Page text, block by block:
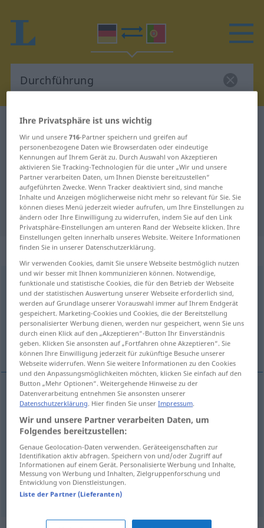
Deutsch-Portugiesisch Wörterbuch
Deutsch-Portugiesisch
Übersetzung für "Durchführung"
"Durchführung" Portugiesisch
Übersetzung
„Durchführung“: Femininum
Durchführung f
Übersicht aller Übersetzungen
(Für mehr Details die Übersetzung anklicken/antippen)
execução, efectivação, realização, travessia
execuçãof Durchführung
realizaçãof Durchführung
efe(c)tivaçãof Durchführung
travessiaf Durchführung
Ihre Privatsphäre ist uns wichtig
Wir und unsere716-Partner speichern und greifen auf
personenbezogene Daten wie Browserdaten oder eindeutige
Kennungen auf Ihrem Gerät zu. Durch Auswahl von Akzeptieren
aktivieren Sie Tracking-Technologien für die unter „Wir und unsere
Partner verarbeiten Daten, um Ihnen Dienste bereitzustellen“
aufgeführten Zwecke. Wenn Tracker deaktiviert sind, sind manche
Inhalte und Anzeigen möglicherweise nicht mehr so relevant für Sie. Sie
können dieses Menü jederzeit wieder aufrufen, um Ihre Einstellungen zu
ändern oder Ihre Einwilligung zu widerrufen, indem Sie auf den Link
Privatsphäre-Einstellungen am unteren Rand der Webseite klicken. Ihre
Einstellungen gelten innerhalb unseres Website. Weitere Informationen
finden Sie in unserer Datenschutzerklärung.
Wir verwenden Cookies, damit Sie unsere Webseite bestmöglich nutzen
und wir besser mit Ihnen kommunizieren können. Notwendige,
funktionale und statistische Cookies, die für den Betrieb der Webseite
und der statistischen Auswertung unserer Webseite erforderlich sind,
werden auf Grundlage unserer Vorauswahl immer auf Ihrem Endgerät
gespeichert. Marketing-Cookies und Cookies, die der Bereitstellung
personalisierter Werbung dienen, werden nur gespeichert, wenn Sie uns
durch einen Klick auf den „Akzeptieren“-Button Ihr Einverständnis
geben. Klicken Sie ansonsten auf „Fortfahren ohne Akzeptieren“. Sie
können Ihre Einwilligung jederzeit für zukünftige Besuche unserer
Webseite widerrufen. Wenn Sie weitere Informationen zu den Cookies
und den Anpassungsmöglichkeiten möchten, klicken Sie einfach auf den
Button „Mehr Optionen“. Weitergehende Hinweise zu der
Datenverarbeitung entnehmen Sie ansonsten unserer
Datenschutzerklärung. Hier finden Sie unserImpressum.
Wir und unsere Partner verarbeiten Daten, um
Folgendes bereitzustellen:
Genaue Geolocation-Daten verwenden. Geräteeigenschaften zur
Identifikation aktiv abfragen. Speichern von und/oder Zugriff auf
Informationen auf einem Gerät. Personalisierte Werbung und Inhalte,
Messung von Werbung und Inhalten, Zielgruppenforschung und
Entwicklung von Dienstleistungen.
Liste der Partner (Lieferanten)